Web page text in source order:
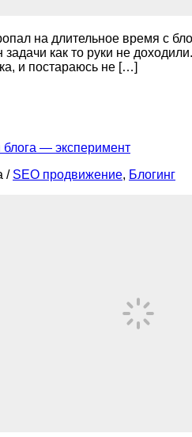
на длительное время с
как то руки не
и постараюсь не […]
— эксперимент
/ SEO продвижение, Блогинг